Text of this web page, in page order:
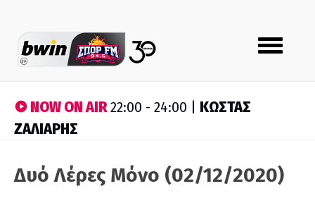
Toggle
navigation
NOW ON AIR22:00 - 24:00 | ΚΩΣΤΑΣ
ΖΑΛΙΑΡΗΣ
Δυό Λέρες Μόνο (02/12/2020)